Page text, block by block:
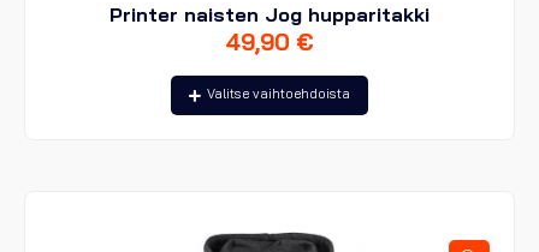
Printer naisten Jog hupparitakki
49,90 €
Valitse vaihtoehdoista
Tällä
tuotteella